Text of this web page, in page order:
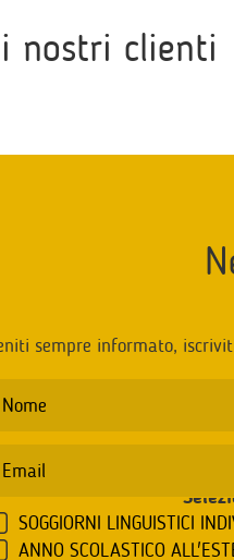
nostri clienti
sempre informato,
SOGGIORNI LINGUISTICI
ANNO SCOLASTICO